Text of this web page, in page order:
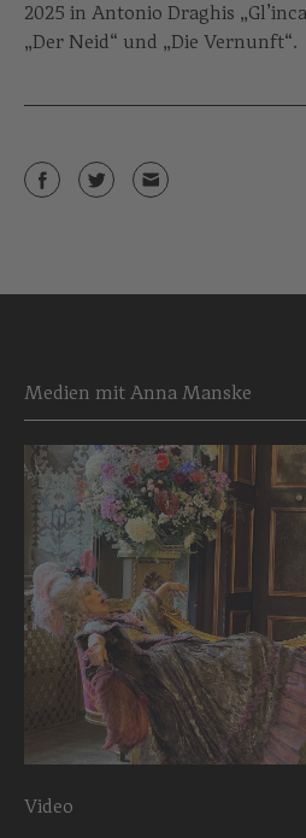
2025 in Antonio Draghis
„Der Neid“ und „Die Vernunft“.
Medien mit Anna Manske
Video